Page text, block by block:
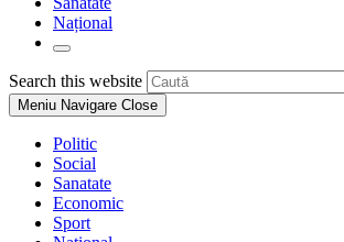
Național
Toggle
website
search
Search this website
Meniu Navigare Close
Politic
Social
Sanatate
Economic
Sport